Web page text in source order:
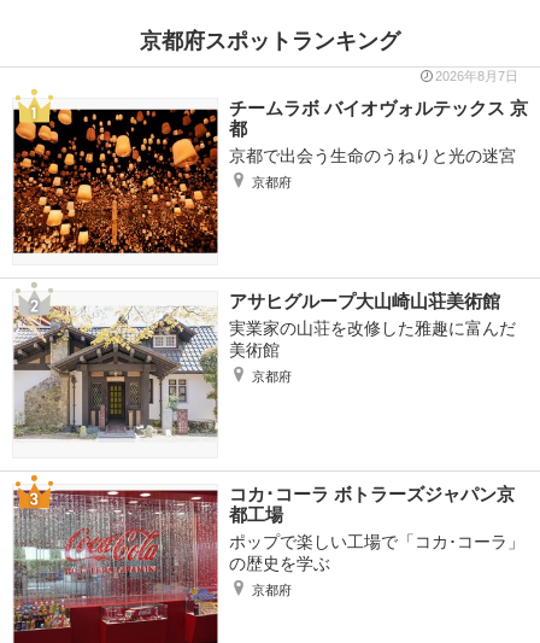
京都府スポットランキング
2026年8月7日
チームラボ バイオヴォルテックス 京
都
京都で出会う生命のうねりと光の迷宮
京都府
アサヒグループ大山崎山荘美術館
実業家の山荘を改修した雅趣に富んだ
美術館
京都府
コカ･コーラ ボトラーズジャパン京
都工場
ポップで楽しい工場で「コカ･コーラ」
の歴史を学ぶ
京都府